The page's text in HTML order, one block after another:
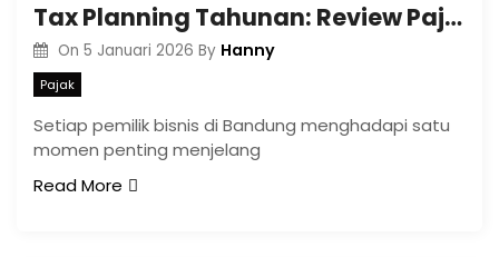
Tax Planning Tahunan: Review Pajak Akhir Tahun Bisnis di Bandung
On 5 Januari 2026 By Hanny
Pajak
Setiap pemilik bisnis di Bandung menghadapi satu
momen penting menjelang
Read More